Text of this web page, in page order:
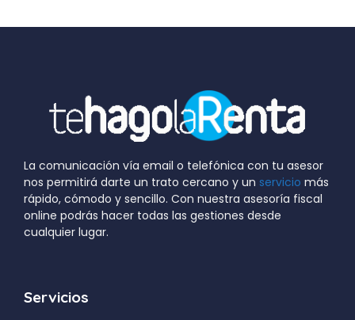
La comunicación vía email o telefónica con tu asesor
nos permitirá darte un trato cercano y un servicio más
rápido, cómodo y sencillo. Con nuestra asesoría fiscal
online podrás hacer todas las gestiones desde
cualquier lugar.
Servicios